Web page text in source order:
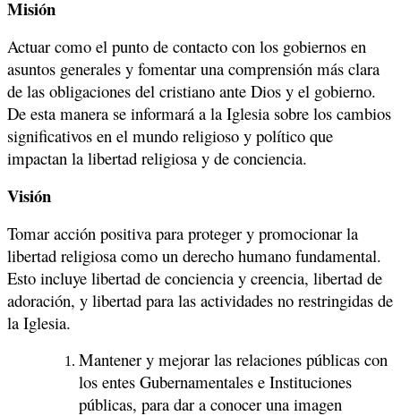
Misión
Actuar como el punto de contacto con los gobiernos en
asuntos generales y fomentar una comprensión más clara
de las obligaciones del cristiano ante Dios y el gobierno.
De esta manera se informará a la Iglesia sobre los cambios
significativos en el mundo religioso y político que
impactan la libertad religiosa y de conciencia.
Visión
Tomar acción positiva para proteger y promocionar la
libertad religiosa como un derecho humano fundamental.
Esto incluye libertad de conciencia y creencia, libertad de
adoración, y libertad para las actividades no restringidas de
la Iglesia.
Mantener y mejorar las relaciones públicas con
los entes Gubernamentales e Instituciones
públicas, para dar a conocer una imagen